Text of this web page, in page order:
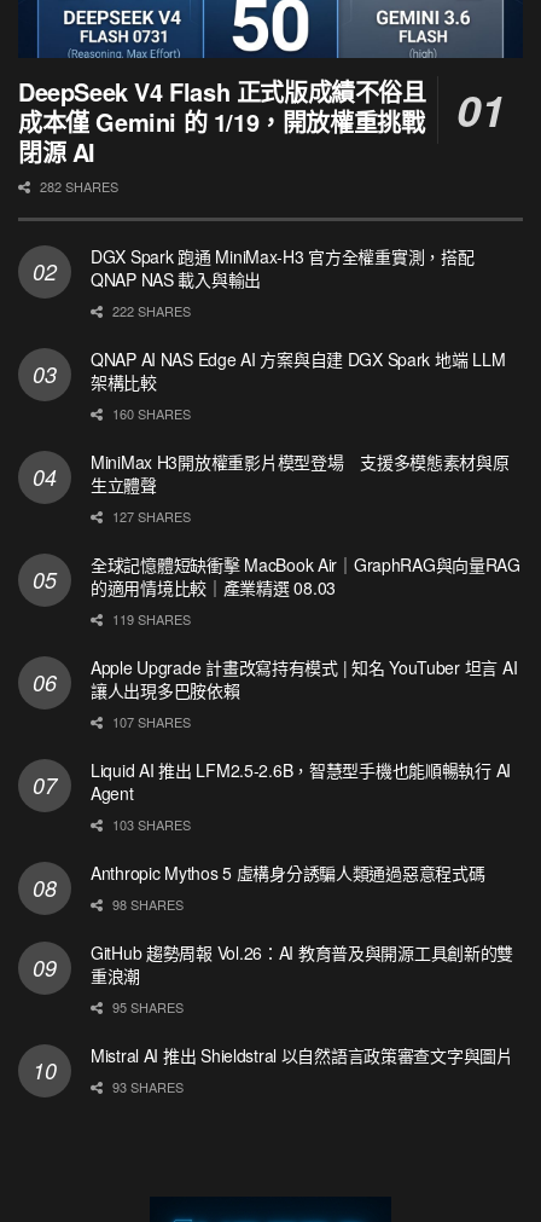
DeepSeek V4 Flash 正式版成績不俗且
成本僅 Gemini 的 1/19，開放權重挑戰
閉源 AI
282 SHARES
DGX Spark 跑通 MiniMax-H3 官方全權重實測，搭配
QNAP NAS 載入與輸出
222 SHARES
QNAP AI NAS Edge AI 方案與自建 DGX Spark 地端 LLM
架構比較
160 SHARES
MiniMax H3開放權重影片模型登場 支援多模態素材與原
生立體聲
127 SHARES
全球記憶體短缺衝擊 MacBook Air｜GraphRAG與向量RAG
的適用情境比較｜產業精選 08.03
119 SHARES
Apple Upgrade 計畫改寫持有模式 | 知名 YouTuber 坦言 AI
讓人出現多巴胺依賴
107 SHARES
Liquid AI 推出 LFM2.5-2.6B，智慧型手機也能順暢執行 AI
Agent
103 SHARES
Anthropic Mythos 5 虛構身分誘騙人類通過惡意程式碼
98 SHARES
GitHub 趨勢周報 Vol.26：AI 教育普及與開源工具創新的雙
重浪潮
95 SHARES
Mistral AI 推出 Shieldstral 以自然語言政策審查文字與圖片
93 SHARES